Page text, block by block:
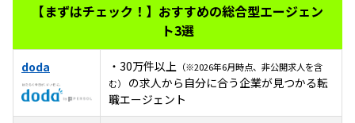
【まずはチェック！】おすすめの総合型エージェン
ト3選
doda ・30万件以上 （※2026年6月時点、非公開求人を含
む） の求人から自分に合う企業が見つかる転
職エージェント